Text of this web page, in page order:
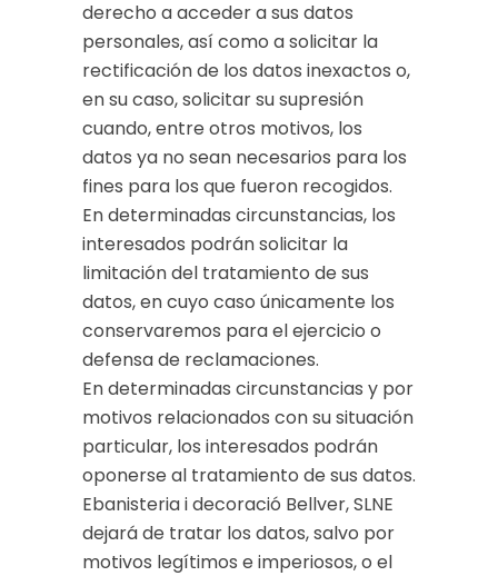
derecho a acceder a sus datos
personales, así como a solicitar la
rectificación de los datos inexactos o,
en su caso, solicitar su supresión
cuando, entre otros motivos, los
datos ya no sean necesarios para los
fines para los que fueron recogidos.
En determinadas circunstancias, los
interesados podrán solicitar la
limitación del tratamiento de sus
datos, en cuyo caso únicamente los
conservaremos para el ejercicio o
defensa de reclamaciones.
En determinadas circunstancias y por
motivos relacionados con su situación
particular, los interesados podrán
oponerse al tratamiento de sus datos.
Ebanisteria i decoració Bellver, SLNE
dejará de tratar los datos, salvo por
motivos legítimos e imperiosos, o el